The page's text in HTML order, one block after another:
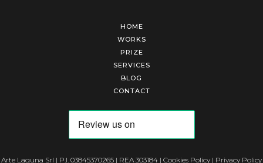
HOME
WORKS
PRIZE
SERVICES
BLOG
CONTACT
Arte Laguna Srl | P.I. 03845370265 | REA 303184 | Cookies Policy | Privacy Policy